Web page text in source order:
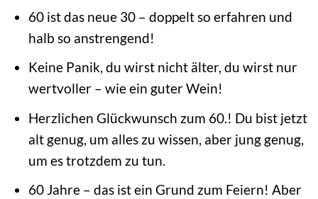
60 ist das neue 30 – doppelt so erfahren und
halb so anstrengend!
Keine Panik, du wirst nicht älter, du wirst nur
wertvoller – wie ein guter Wein!
Herzlichen Glückwunsch zum 60.! Du bist jetzt
alt genug, um alles zu wissen, aber jung genug,
um es trotzdem zu tun.
60 Jahre – das ist ein Grund zum Feiern! Aber